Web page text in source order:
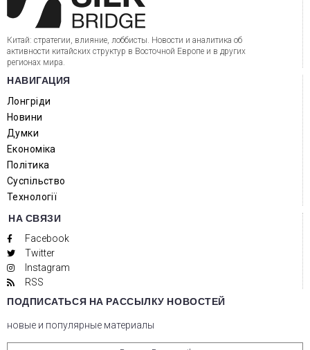
Китай: стратегии, влияние, лоббисты. Новости и аналитика об
активности китайских структур в Восточной Европе и в других
регионах мира.
НАВИГАЦИЯ
Лонгріди
Новини
Думки
Економіка
Політика
Суспільство
Технології
НА СВЯЗИ
Facebook
Twitter
Instagram
RSS
ПОДПИСАТЬСЯ НА РАССЫЛКУ НОВОСТЕЙ
новые и популярные материалы